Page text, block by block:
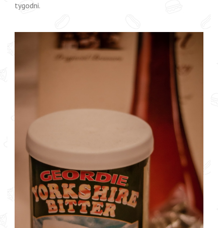
tygodni.